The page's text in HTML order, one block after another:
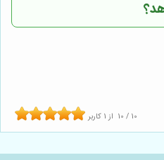
10 / 10 از 1 کاربر